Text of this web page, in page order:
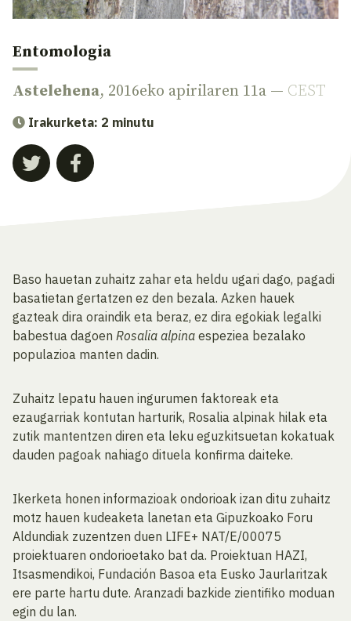
Entomologia
Astelehena, 2016eko apirilaren 11a — CEST
Irakurketa: 2 minutu
Baso hauetan zuhaitz zahar eta heldu ugari dago, pagadi
basatietan gertatzen ez den bezala. Azken hauek
gazteak dira oraindik eta beraz, ez dira egokiak legalki
babestua dagoen Rosalia alpina espeziea bezalako
populazioa manten dadin.
Zuhaitz lepatu hauen ingurumen faktoreak eta
ezaugarriak kontutan harturik, Rosalia alpinak hilak eta
zutik mantentzen diren eta leku eguzkitsuetan kokatuak
dauden pagoak nahiago dituela konfirma daiteke.
Ikerketa honen informazioak ondorioak izan ditu zuhaitz
motz hauen kudeaketa lanetan eta Gipuzkoako Foru
Aldundiak zuzentzen duen LIFE+ NAT/E/00075
proiektuaren ondorioetako bat da. Proiektuan HAZI,
Itsasmendikoi, Fundación Basoa eta Eusko Jaurlaritzak
ere parte hartu dute. Aranzadi bazkide zientifiko moduan
egin du lan.